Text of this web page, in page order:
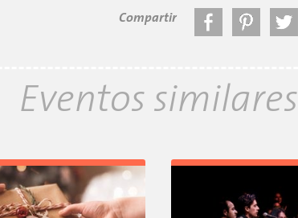
Compartir
Eventos similares